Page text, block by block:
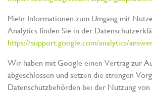
Mehr Informationen zum Umgang mit
Analytics finden Sie in der
https://support.google.com/analytics/
Wir haben mit Google einen Vertrag zur
abgeschlossen und setzen die strengen
Datenschutzbehörden bei der Nutzung